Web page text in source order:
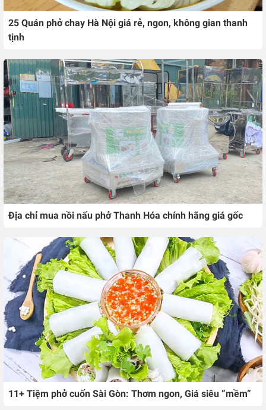
25 Quán phở chay Hà Nội giá rẻ, ngon, không gian thanh
tịnh
Địa chỉ mua nồi nấu phở Thanh Hóa chính hãng giá gốc
11+ Tiệm phở cuốn Sài Gòn: Thơm ngon, Giá siêu “mềm”